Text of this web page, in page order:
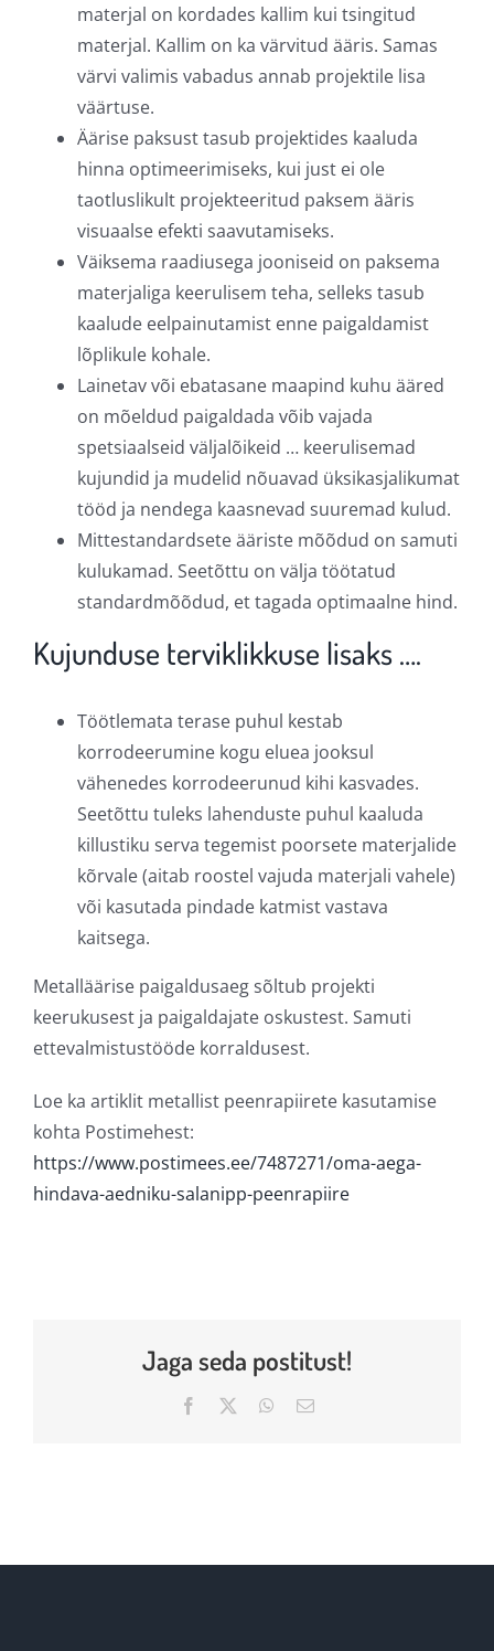
materjal on kordades kallim kui tsingitud
materjal. Kallim on ka värvitud ääris. Samas
värvi valimis vabadus annab projektile lisa
väärtuse.
Äärise paksust tasub projektides kaaluda
hinna optimeerimiseks, kui just ei ole
taotluslikult projekteeritud paksem ääris
visuaalse efekti saavutamiseks.
Väiksema raadiusega jooniseid on paksema
materjaliga keerulisem teha, selleks tasub
kaalude eelpainutamist enne paigaldamist
lõplikule kohale.
Lainetav või ebatasane maapind kuhu ääred
on mõeldud paigaldada võib vajada
spetsiaalseid väljalõikeid … keerulisemad
kujundid ja mudelid nõuavad üksikasjalikumat
tööd ja nendega kaasnevad suuremad kulud.
Mittestandardsete ääriste mõõdud on samuti
kulukamad. Seetõttu on välja töötatud
standardmõõdud, et tagada optimaalne hind.
Kujunduse terviklikkuse lisaks ….
Töötlemata terase puhul kestab
korrodeerumine kogu eluea jooksul
vähenedes korrodeerunud kihi kasvades.
Seetõttu tuleks lahenduste puhul kaaluda
killustiku serva tegemist poorsete materjalide
kõrvale (aitab roostel vajuda materjali vahele)
või kasutada pindade katmist vastava
kaitsega.
Metalläärise paigaldusaeg sõltub projekti
keerukusest ja paigaldajate oskustest. Samuti
ettevalmistustööde korraldusest.
Loe ka artiklit metallist peenrapiirete kasutamise
kohta Postimehest:
https://www.postimees.ee/7487271/oma-aega-
hindava-aedniku-salanipp-peenrapiire
Jaga seda postitust!
Facebook WhatsApp
Email